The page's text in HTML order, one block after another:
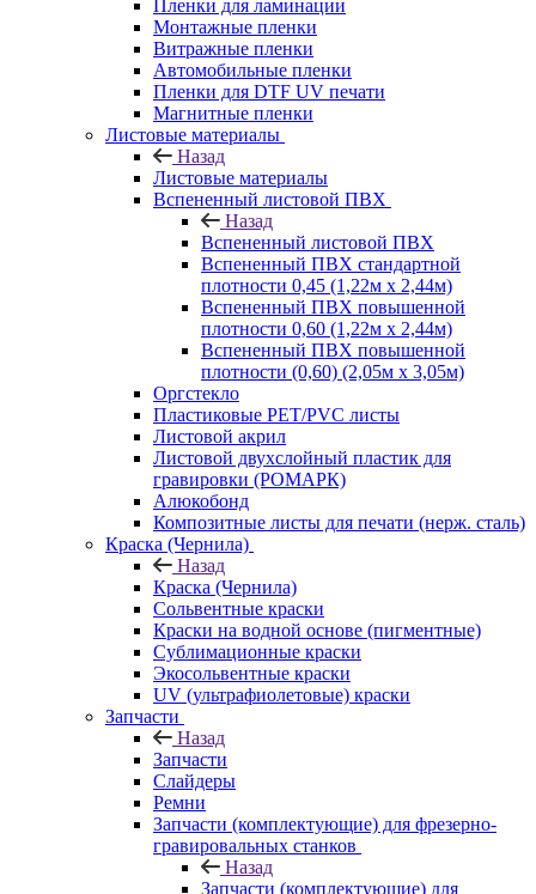
Пленки для ламинации
Монтажные пленки
Витражные пленки
Автомобильные пленки
Пленки для DTF UV печати
Магнитные пленки
Листовые материалы
Назад
Листовые материалы
Вспененный листовой ПВХ
Назад
Вспененный листовой ПВХ
Вспененный ПВХ стандартной
плотности 0,45 (1,22м х 2,44м)
Вспененный ПВХ повышенной
плотности 0,60 (1,22м х 2,44м)
Вспененный ПВХ повышенной
плотности (0,60) (2,05м х 3,05м)
Оргстекло
Пластиковые PET/PVC листы
Листовой акрил
Листовой двухслойный пластик для
гравировки (РОМАРК)
Алюкобонд
Композитные листы для печати (нерж. сталь)
Краска (Чернила)
Назад
Краска (Чернила)
Сольвентные краски
Краски на водной основе (пигментные)
Сублимационные краски
Экосольвентные краски
UV (ультрафиолетовые) краски
Запчасти
Назад
Запчасти
Слайдеры
Ремни
Запчасти (комплектующие) для фрезерно-
гравировальных станков
Назад
Запчасти (комплектующие) для